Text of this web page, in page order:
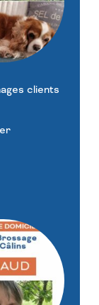
clients